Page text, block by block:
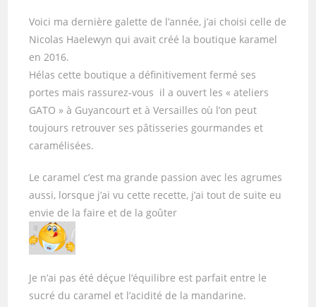
Voici ma dernière galette de l’année, j’ai choisi celle de
Nicolas Haelewyn qui avait créé la boutique karamel
en 2016.
Hélas cette boutique a définitivement fermé ses
portes mais rassurez-vous il a ouvert les « ateliers
GATO » à Guyancourt et à Versailles où l’on peut
toujours retrouver ses pâtisseries gourmandes et
caramélisées.
Le caramel c’est ma grande passion avec les agrumes
aussi, lorsque j’ai vu cette recette, j’ai tout de suite eu
envie de la faire et de la goûter
Je n’ai pas été déçue l’équilibre est parfait entre le
sucré du caramel et l’acidité de la mandarine.